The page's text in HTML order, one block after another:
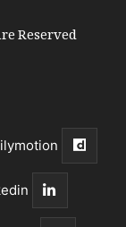
Reserved